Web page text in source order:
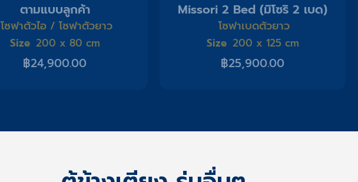
ตามแบบลูกค้า
โซฟาตัวไอ / โซฟาตัวยาว
Size 200 x 80 cm
฿24,900.00
Missori 2 Bed (มิโซริ 2 เบด)
โซฟาเบดตัวยาว
Size 200 x 125 cm
฿25,900.00